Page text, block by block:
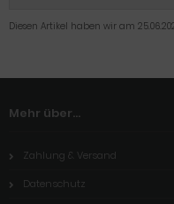
Diesen Artikel haben wir am
Mehr über...
Zahlung & Versand
Datenschutz